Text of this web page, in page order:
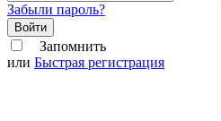
Забыли пароль?
Войти
Запомнить
или Быстрая регистрация